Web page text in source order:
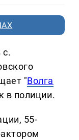
с.
"Волга
в полиции.
55-